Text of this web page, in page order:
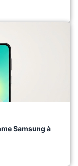
Samsung à